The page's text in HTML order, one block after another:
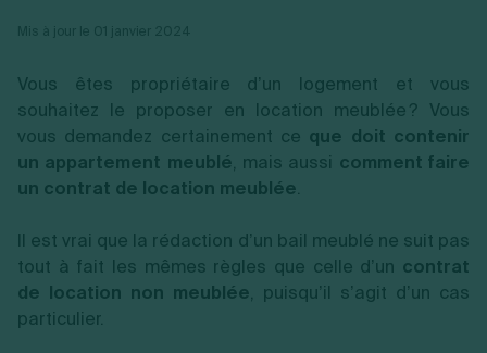
Commerce
Transport
Autres
Ressources
Calcul de charges sociales
Estimation du coût de création
Calcul d'éligibilité à l'ACRE
Vérification de la disponibilité du nom d'entreprise
Générateur de mentions légales
Réduction de capital
Gérer son entreprise
Gestion comptable
Approbation des comptes
Recherche d'antériorité
Protection des créations
Confidentialité de l'adresse du dirigeant
Fermer son entreprise
Conseil/finance
Vente en ligne
Services aux entreprises
Construction/travaux
Commerce
Transport
Autres
Par fonctionnalité
Fiches SARL
Fiches SCI
Fiches auto-entrepreneur
Fiches association
Toutes les fiches sur la création
Autres démarches
Gestion d’entreprise
Fermeture d’entreprise
Exercice d’un métier
Recouvrement de factures
Vous êtes propriétaire d’un logement et vous
souhaitez le proposer en location meublée ? Vous
vous demandez certainement ce que doit contenir
un appartement meublé, mais aussi comment faire
un contrat de location meublée.
Il est vrai que la rédaction d’un bail meublé ne suit pas
tout à fait les mêmes règles que celle d’un contrat
de location non meublée, puisqu’il s’agit d’un cas
particulier.